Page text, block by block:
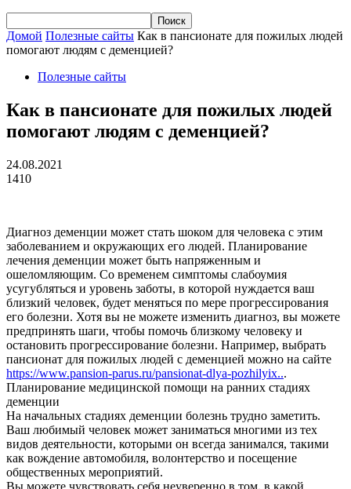
Домой Полезные сайты Как в пансионате для пожилых людей
помогают людям с деменцией?
Полезные сайты
Как в пансионате для пожилых людей
помогают людям с деменцией?
24.08.2021
1410
Диагноз деменции может стать шоком для человека с этим
заболеванием и окружающих его людей. Планирование
лечения деменции может быть напряженным и
ошеломляющим. Со временем симптомы слабоумия
усугубляться и уровень заботы, в которой нуждается ваш
близкий человек, будет меняться по мере прогрессирования
его болезни. Хотя вы не можете изменить диагноз, вы можете
предпринять шаги, чтобы помочь близкому человеку и
остановить прогрессирование болезни. Например, выбрать
пансионат для пожилых людей с деменцией можно на сайте
https://www.pansion-parus.ru/pansionat-dlya-pozhilyix...
Планирование медицинской помощи на ранних стадиях
деменции
На начальных стадиях деменции болезнь трудно заметить.
Ваш любимый человек может заниматься многими из тех
видов деятельности, которыми он всегда занимался, такими
как вождение автомобиля, волонтерство и посещение
общественных мероприятий.
Вы можете чувствовать себя неуверенно в том, в какой